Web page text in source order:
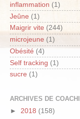
inflammation (1)
Jeûne (1)
Maigrir vite (244)
microjeune (1)
Obésité (4)
Self tracking (1)
sucre (1)
ARCHIVES DE
► 2018 (158)